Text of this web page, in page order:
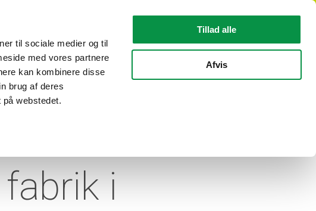
til sociale medier og til
med vores partnere
kan kombinere disse
brug af deres
webstedet.
Tillad alle
Afvis
DA
KABEL INFORMATION OM REKA
fabrik i